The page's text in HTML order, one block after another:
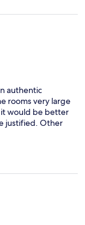
authentic
rooms very large
would be better
justified. Other